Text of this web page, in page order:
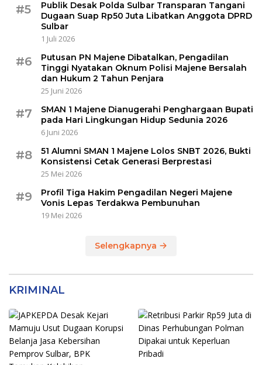
#5
Publik Desak Polda Sulbar Transparan Tangani
Dugaan Suap Rp50 Juta Libatkan Anggota DPRD
Sulbar
1 Juli 2026
#6
Putusan PN Majene Dibatalkan, Pengadilan
Tinggi Nyatakan Oknum Polisi Majene Bersalah
dan Hukum 2 Tahun Penjara
25 Juni 2026
#7
SMAN 1 Majene Dianugerahi Penghargaan Bupati
pada Hari Lingkungan Hidup Sedunia 2026
6 Juni 2026
#8
51 Alumni SMAN 1 Majene Lolos SNBT 2026, Bukti
Konsistensi Cetak Generasi Berprestasi
25 Mei 2026
#9
Profil Tiga Hakim Pengadilan Negeri Majene
Vonis Lepas Terdakwa Pembunuhan
19 Mei 2026
Selengkapnya
KRIMINAL